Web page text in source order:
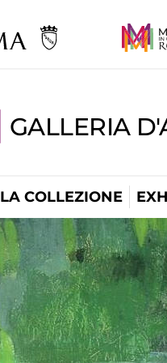
GALLERIA
LA COLLEZIONE